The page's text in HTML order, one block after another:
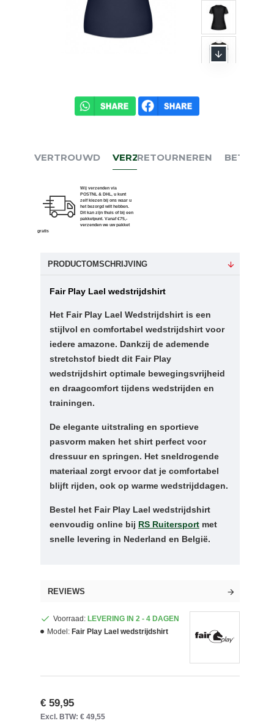
VERTROUWD VERZENDEN
Wij verzenden via
POSTNL & DHL, u kunt
zelf kiezen bij ons waar u
het bezorgd wilt hebben.
Dit kan zijn thuis of bij een
pakketpunt. Vanaf €75,-
verzenden we uw pakket
gratis
RETOURNEREN BETALEN
PRODUCTOMSCHRIJVING
Fair Play Lael wedstrijdshirt
Het Fair Play Lael Wedstrijdshirt is een
stijlvol en comfortabel wedstrijdshirt voor
iedere amazone. Dankzij de ademende
stretchstof biedt dit Fair Play
wedstrijdshirt optimale bewegingsvrijheid
en draagcomfort tijdens wedstrijden en
trainingen.
De elegante uitstraling en sportieve
pasvorm maken het shirt perfect voor
dressuur en springen. Het sneldrogende
materiaal zorgt ervoor dat je comfortabel
blijft rijden, ook op warme wedstrijddagen.
Bestel het Fair Play Lael wedstrijdshirt
eenvoudig online bij RS Ruitersport met
snelle levering in Nederland en België.
REVIEWS
Voorraad: LEVERING IN 2 - 4 DAGEN
Model: Fair Play Lael wedstrijdshirt
€ 59,95
Excl. BTW: € 49,55